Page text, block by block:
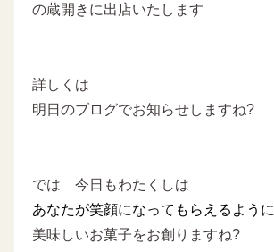
の蔵開きに出店いたします
詳しくは
明日のブログでお知らせしますね?
では 今日もわたくしは
あなたが笑顔になってもらえるように
美味しいお菓子をお創りますね?